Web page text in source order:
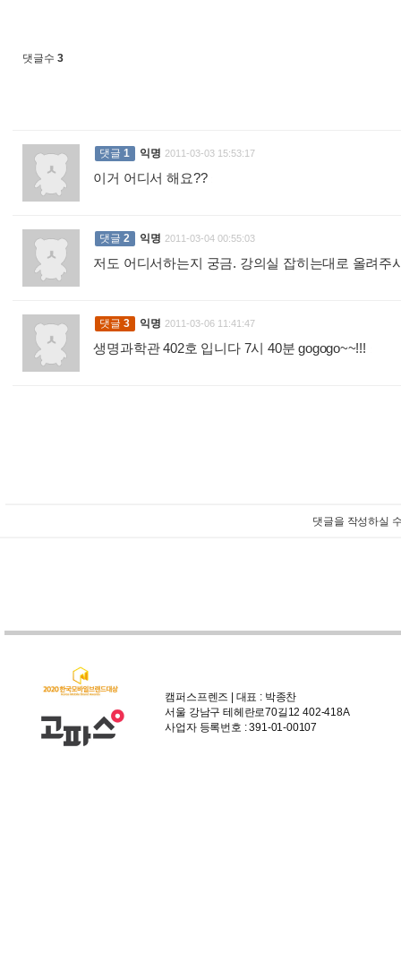
댓글수 3
댓글 1 익명 2011-03-03 15:53:17
이거 어디서 해요??
댓글 2 익명 2011-03-04 00:55:03
저도 어디서하는지 궁금. 강의실 잡히는대로 올려주
댓글 3 익명 2011-03-06 11:41:47
생명과학관 402호 입니다 7시 40분 gogogo~~!!!
댓글을 작성하실
캠퍼스프렌즈 | 대표 : 박종찬
서울 강남구 테헤란로70길12 402-418A
사업자 등록번호 : 391-01-00107